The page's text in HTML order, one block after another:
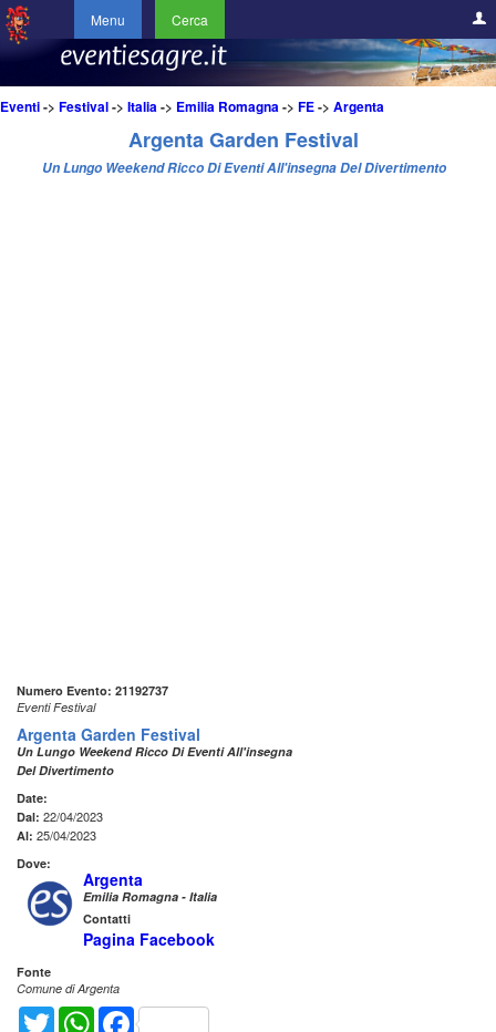
Menu Cerca
Eventi-> Festival-> Italia-> Emilia Romagna-> FE-> Argenta
Argenta Garden Festival
Un Lungo Weekend Ricco Di Eventi All'insegna Del Divertimento
Numero Evento: 21192737
Eventi Festival
Argenta Garden Festival
Un Lungo Weekend Ricco Di Eventi All'insegna
Del Divertimento
Date:
Dal: 22/04/2023
Al: 25/04/2023
Dove:
Argenta
Emilia Romagna - Italia
Contatti
Pagina Facebook
Fonte
Comune di Argenta
Twitter WhatsAppFacebook